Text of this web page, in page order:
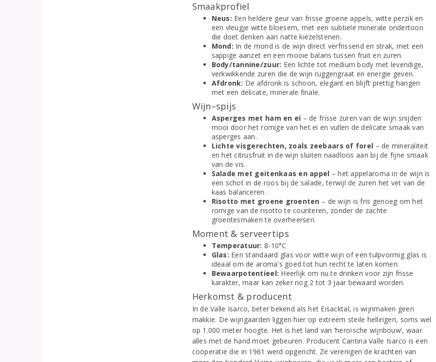
Smaakprofiel
Neus: Een heldere geur van frisse groene appels, witte perzik en
een vleugje witte bloesem, met een subtiele minerale ondertoon
die doet denken aan natte kiezelstenen.
Mond: In de mond is de wijn direct verfrissend en strak, met een
sappige aanzet en een mooie balans tussen fruit en zuren.
Body/tannine/zuur: Een lichte tot medium body met levendige,
verkwikkende zuren die de wijn ruggengraat en energie geven.
Afdronk: De afdronk is schoon, elegant en blijft prettig hangen
met een delicate, minerale finale.
Wijn–spijs
Asperges met ham en ei – de frisse zuren van de wijn snijden
mooi door het romige van het ei en vullen de delicate smaak van
asperges aan.
Lichte visgerechten, zoals zeebaars of forel – de mineraliteit
en het citrusfruit in de wijn sluiten naadloos aan bij de fijne smaak
van de vis.
Salade met geitenkaas en appel – het appelaroma in de wijn is
een schot in de roos bij de salade, terwijl de zuren het vet van de
kaas balanceren.
Risotto met groene groenten – de wijn is fris genoeg om het
romige van de risotto te counteren, zonder de zachte
groentesmaken te overheersen.
Moment & serveertips
Temperatuur: 8-10°C
Glas: Een standaard glas voor witte wijn of een tulpvormig glas is
ideaal om de aroma's goed tot hun recht te laten komen.
Bewaarpotentieel: Heerlijk om nu te drinken voor zijn frisse
karakter, maar kan zeker nog 2 tot 3 jaar bewaard worden.
Herkomst & producent
In de Valle Isarco, beter bekend als het Eisacktal, is wijnmaken geen
makkie. De wijngaarden liggen hier op extreem steile hellingen, soms wel
op 1.000 meter hoogte. Het is het land van ‘heroïsche wijnbouw’, waar
alles met de hand moet gebeuren. Producent Cantina Valle Isarco is een
coöperatie die in 1961 werd opgericht. Ze verenigen de krachten van